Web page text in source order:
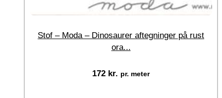
Stof – Moda – Dinosaurer aftegninger på rust
ora...
172 kr. pr. meter